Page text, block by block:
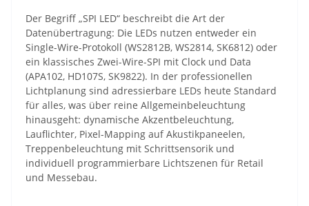
Der Begriff „SPI LED“ beschreibt die Art der
Datenübertragung: Die LEDs nutzen entweder ein
Single-Wire-Protokoll (WS2812B, WS2814, SK6812) oder
ein klassisches Zwei-Wire-SPI mit Clock und Data
(APA102, HD107S, SK9822). In der professionellen
Lichtplanung sind adressierbare LEDs heute Standard
für alles, was über reine Allgemeinbeleuchtung
hinausgeht: dynamische Akzentbeleuchtung,
Lauflichter, Pixel-Mapping auf Akustikpaneelen,
Treppenbeleuchtung mit Schrittsensorik und
individuell programmierbare Lichtszenen für Retail
und Messebau.